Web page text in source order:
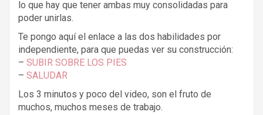
lo que hay que tener ambas muy consolidadas para
poder unirlas.
Te pongo aquí el enlace a las dos habilidades por
independiente, para que puedas ver su construcción:
– SUBIR SOBRE LOS PIES
– SALUDAR
Los 3 minutos y poco del video, son el fruto de
muchos, muchos meses de trabajo.